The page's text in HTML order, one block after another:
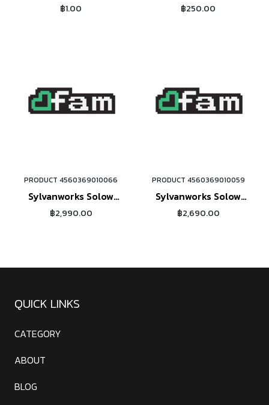
฿1.00 ฿250.00
ORDER NOW
PRODUCT 4560369010066
Sylvanworks Solow
Table (brown)
฿2,990.00
ORDER NOW
PRODUCT 4560369010059
Sylvanworks Solow
Table (black)
฿2,690.00
QUICK LINKS
CATEGORY
ABOUT
BLOG